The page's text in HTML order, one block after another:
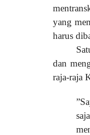
yang
harus
dan
raja-raja